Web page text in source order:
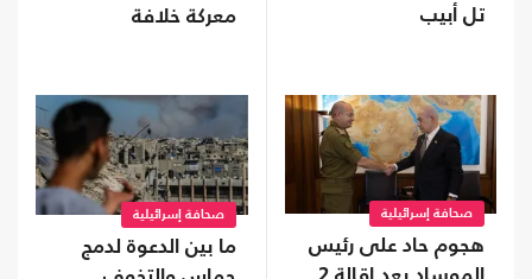
تل أبيب
معركة خلافة
صحافة إسرائيلية
هجوم حاد على رئيس
صحافة إسرائيلية
ما بين الدعوة لدمج